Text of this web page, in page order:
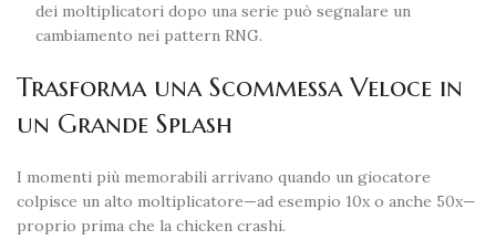
dei moltiplicatori dopo una serie può segnalare un
cambiamento nei pattern RNG.
Trasforma una Scommessa Veloce in
un Grande Splash
I momenti più memorabili arrivano quando un giocatore
colpisce un alto moltiplicatore—ad esempio 10x o anche 50x—
proprio prima che la chicken crashi.